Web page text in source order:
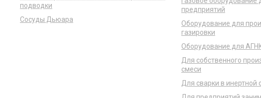
подводки
Сосуды Дьюара
предприятий
Оборудование для
газировки
Оборудование для
Для собственного
смеси
Для сварки в инертной